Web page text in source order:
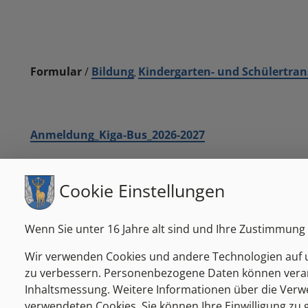
Formular/ Bildung, Kindergarten- und
Anmeldung_Kiga-Bus_2026-2027
Marktgemeinde Passail
Markt 1, 8162 Passail
Cookie Einstellungen
Wenn Sie unter 16 Jahre alt sind und Ihre
Wir verwenden Cookies und andere Technologien
zu verbessern. Personenbezogene Daten können
Inhaltsmessung. Weitere Informationen über die